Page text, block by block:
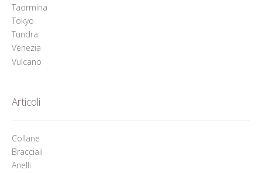
Taormina
Tokyo
Tundra
Venezia
Vulcano
Articoli
Collane
Bracciali
Anelli